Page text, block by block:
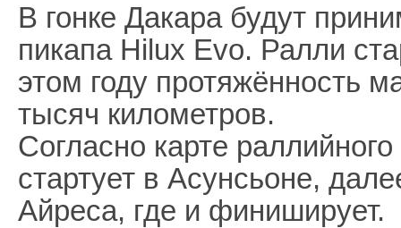
В гонке Дакара будут
пикапа Hilux Evo. Ралли
этом году протяжённость
тысяч километров.
Согласно карте
стартует в Асунсьоне,
Айреса, где и финиширует.